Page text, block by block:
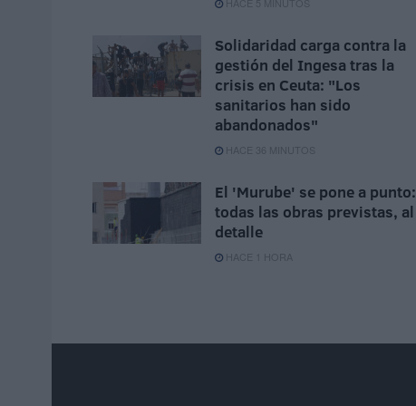
HACE 5 MINUTOS
Solidaridad carga contra la
gestión del Ingesa tras la
crisis en Ceuta: "Los
sanitarios han sido
abandonados"
HACE 36 MINUTOS
El 'Murube' se pone a punto:
todas las obras previstas, al
detalle
HACE 1 HORA